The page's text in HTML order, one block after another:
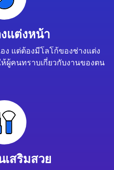
แต่งหน้า
ง แต่ต้องมีโลโก้ของช่างแต่ง
ผู้คนทราบเกี่ยวกับงานของตน
เสริมสวย